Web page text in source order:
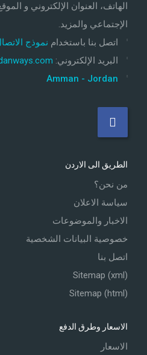
الهاتف، العنوان الإلكتروني و
الإجتماعي والمزيد.
اتصل بنا باستخدام نموذج
البريد الإلكتروني:
Amman - Jordan
الطريق الى الاردن
من نحن؟
سياسة الاعلان
الاخبار والموضوعات
خصوصية البيانات الشخصية
اتصل بنا
Sitemap (xml)
Sitemap (html)
الاسعار وطرق الدفع
الاسعار